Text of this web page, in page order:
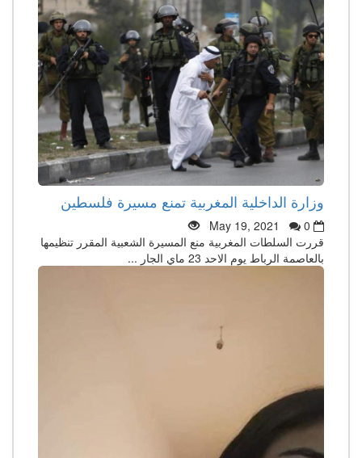
وزارة الداخلية المغربية تمنع مسيرة فلسطين
May 19, 2021
0
قررت السلطات المغربية منع المسيرة الشعبية المقرر تنظيمها
بالعاصمة الرباط يوم الاحد 23 ماي الجار ...